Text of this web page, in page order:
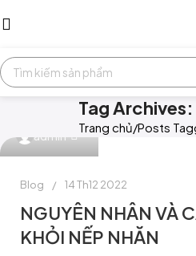
Tag
Trang chủ Posts
admin
Blog 14 Th12 2022
NGUYÊN NHÂN VÀ
KHỎI NẾP NHĂN